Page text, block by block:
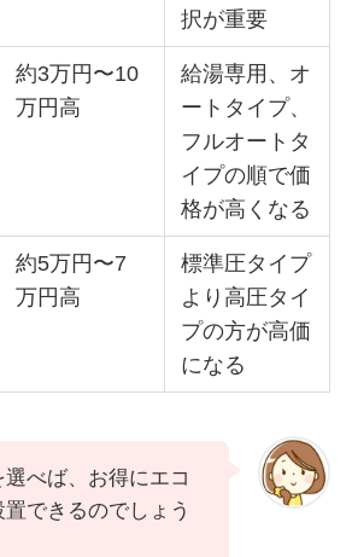
択が重要
約3万円〜10
万円高
給湯専用、オ
ートタイプ、
フルオートタ
イプの順で価
格が高くなる
約5万円〜7
万円高
標準圧タイプ
より高圧タイ
プの方が高価
になる
べば、お得にエコ
できるのでしょう